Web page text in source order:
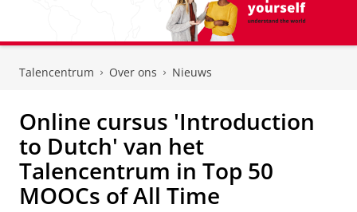
Talencentrum Over ons Nieuws
Online cursus 'Introduction
to Dutch' van het
Talencentrum in Top 50
MOOCs of All Time